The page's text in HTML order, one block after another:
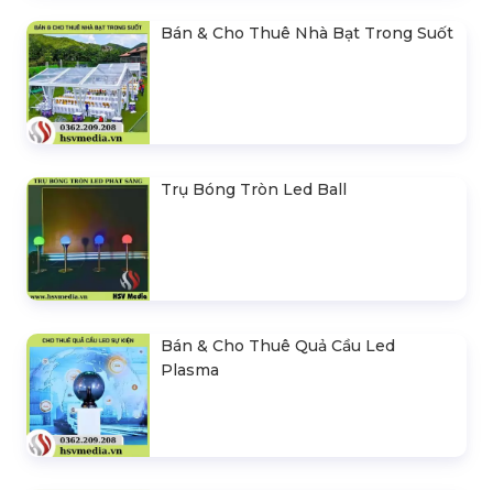
Bán & Cho Thuê Nhà Bạt Trong Suốt
Trụ Bóng Tròn Led Ball
Bán & Cho Thuê Quả Cầu Led
Plasma